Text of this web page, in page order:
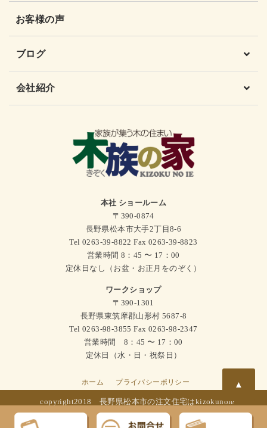
お客様の声
ブログ
会社紹介
本社 ショールーム
〒390-0874
長野県松本市大手2丁目8-6
Tel 0263-39-8822 Fax 0263-39-8823
営業時間 8：45 〜 17：00
定休日なし（お盆・お正月をのぞく）
ワークショップ
〒390-1301
長野県東筑摩郡山形村 5687-8
Tel 0263-98-3855 Fax 0263-98-2347
営業時間 8：45 〜 17：00
定休日（水・日・祝祭日）
ホーム プライバシーポリシー
copyright2018長野県松本市の注文住宅はkizokunoie
▲